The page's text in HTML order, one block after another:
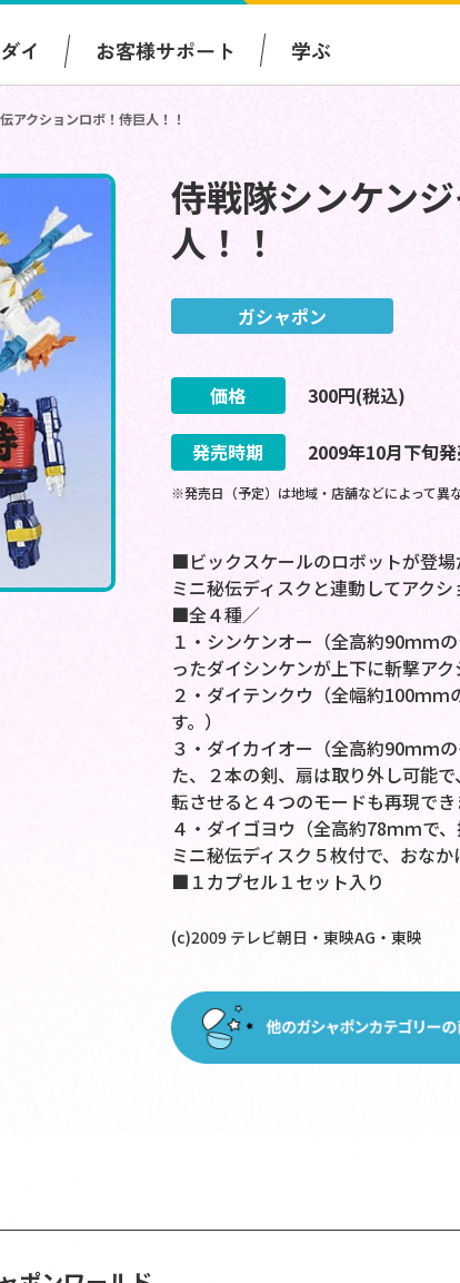
イ お客様サポート 学ぶ
クションロボ！侍巨人！！
侍戦隊シンケン
人！！
ガシャポン
価格 300円(税込)
発売時期
2009年10月下旬
※発売日（予定）は地域・店舗などによって異
■ビックスケールのロボットが登場
ミニ秘伝ディスクと連動してアクシ
■全４種／
１・シンケンオー（全高約90ｍｍ
ったダイシンケンが上下に斬撃アク
２・ダイテンクウ（全幅約100ｍ
す。）
３・ダイカイオー（全高約90ｍｍ
た、２本の剣、扇は取り外し可能
転させると４つのモードも再現でき
４・ダイゴヨウ（全高約78ｍｍで
ミニ秘伝ディスク５枚付で、おな
■１カプセル１セット入り
(c)2009 テレビ朝日・東映AG・東映